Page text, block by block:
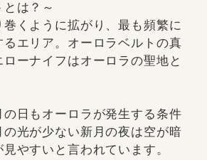
は？～
くように拡がり、最も頻繁に
エリア。オーロラベルトの真
ーナイフはオーロラの聖地と
日もオーロラが発生する条件
光が少ない新月の夜は空が暗
やすいと言われています。